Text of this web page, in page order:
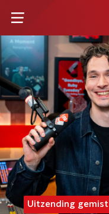
Uitzending gemist